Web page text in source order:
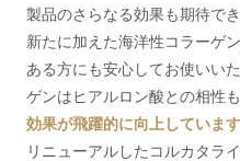
製品のさらなる効果も期待で
新たに加えた海洋性コラーゲ
ある方にも安心してお使いい
ゲンはヒアルロン酸との相性
効果が飛躍的に向上しています
リニューアルしたコルカタラ